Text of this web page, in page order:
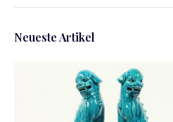
Neueste Artikel